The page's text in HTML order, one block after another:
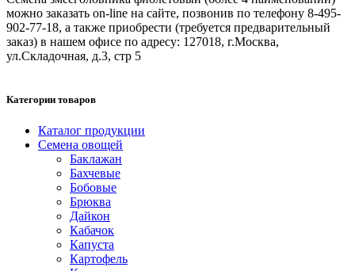
можно заказать on-line на сайте, позвонив по телефону 8-495-
902-77-18, а также приобрести (требуется предварительный
заказ) в нашем офисе по адресу: 127018, г.Москва,
ул.Складочная, д.3, стр 5
Категории товаров
Каталог продукции
Семена овощей
Баклажан
Бахчевые
Бобовые
Брюква
Дайкон
Кабачок
Капуста
Картофель